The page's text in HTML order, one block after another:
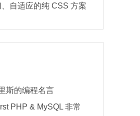
自适应的纯 CSS 方案
斯的编程名言
PHP & MySQL 非常